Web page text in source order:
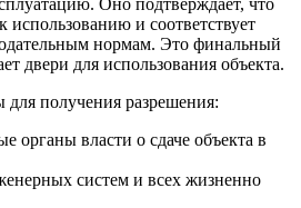
использованию и соответствует
нормам. Это финальный
двери для использования объекта.
получения разрешения:
органы власти о сдаче объекта в
систем и всех жизненно